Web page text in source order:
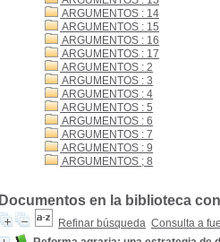
ARGUMENTOS : 14
ARGUMENTOS : 15
ARGUMENTOS : 16
ARGUMENTOS : 17
ARGUMENTOS : 2
ARGUMENTOS : 3
ARGUMENTOS : 4
ARGUMENTOS : 5
ARGUMENTOS : 6
ARGUMENTOS : 7
ARGUMENTOS : 9
ARGUMENTOS ; 8
Documentos en la biblioteca
Refinar búsqueda Consulta a